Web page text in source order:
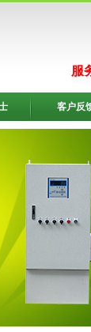
服
客户反